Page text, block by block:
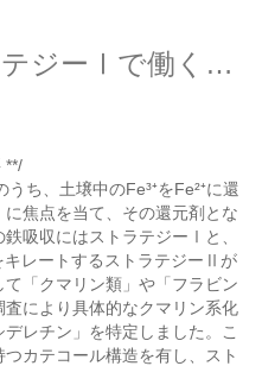
鉄獲得戦略のストラテジーⅠで働く化合物は何か？
**/
ち、土壌中のFe³⁺をFe²⁺に還
焦点を当て、その還元剤とな
吸収にはストラテジーⅠと、
キレートするストラテジーⅡが
「クマリン類」や「フラビン
により具体的なクマリン系化
レチン」を特定しました。こ
カテコール構造を有し、スト